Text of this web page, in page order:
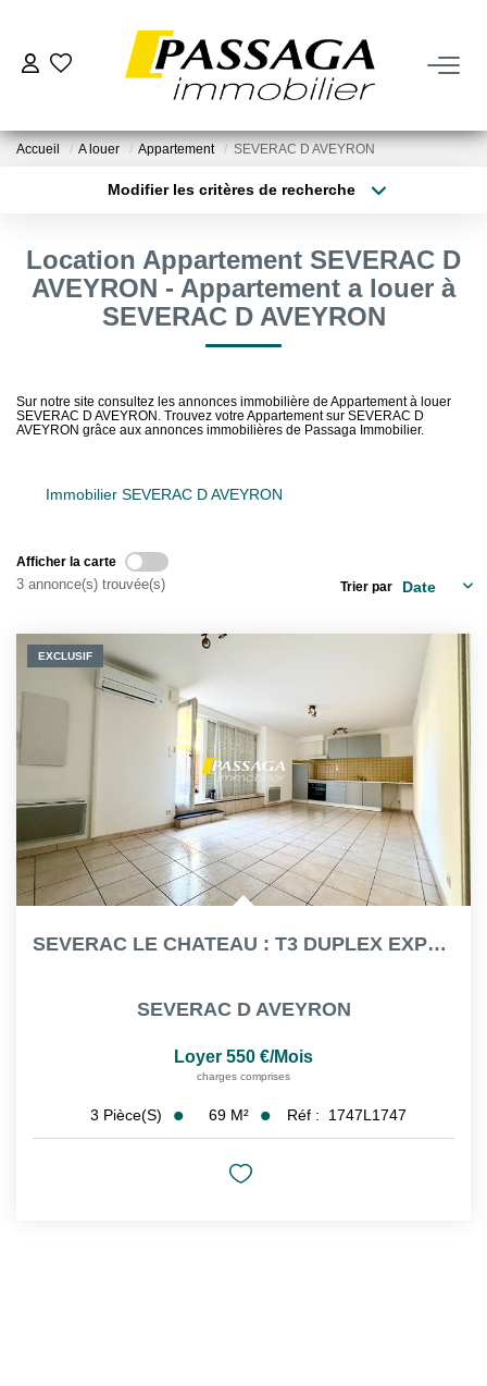
À La Location
VENDRE
Estimation
La Gestion Locative
SYNDIC
À PROPOS DE NOUS
Nos Agences
Notre Équipe
Nos Témoignages
Nous Soutenons
Nos Actualités
Nous Rejoindre
CONTACT
CONNEXION
Accueil A louer Appartement SEVERAC D AVEYRON
Modifier les critères de recherche
Sélectionnez...
Type de bien
Surface min
Location Appartement SEVERAC D
AVEYRON - Appartement a louer à
SEVERAC D AVEYRON
Sur notre site consultez les annonces immobilière de Appartement à louer
SEVERAC D AVEYRON. Trouvez votre Appartement sur SEVERAC D
AVEYRON grâce aux annonces immobilières de Passaga Immobilier.
Immobilier SEVERAC D AVEYRON
Afficher la carte
3 annonce(s) trouvée(s) Trier par
EXCLUSIF
SEVERAC LE CHATEAU : T3 DUPLEX EXPO SUD DANS QUARTIER...
SEVERAC D AVEYRON
Loyer 550 €/mois
charges comprises
3 Pièce(s) 69 M² Réf : 1747L1747